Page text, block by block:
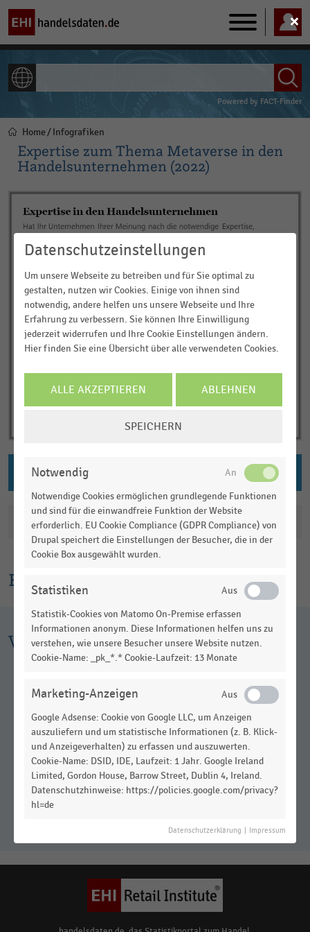
Main
navigation
Powered by FACT-Finder
Pfadnavigation
Home Infografiken
Expertise zum Thema Metaverse in den
Handelsunternehmen (2022)
Erklärtext
Katalogisierung
Weitere Infografiken
Metaverse-Anwendungsszenarien
Datenschutzeinstellungen
Um unsere Webseite zu betreiben und für Sie optimal zu
gestalten, nutzen wir Cookies. Einige von ihnen sind
notwendig, andere helfen uns unsere Webseite und Ihre
Erfahrung zu verbessern. Sie können Ihre Einwilligung
jederzeit widerrufen und Ihre Cookie Einstellungen ändern.
Hier finden Sie eine Übersicht über alle verwendeten Cookies.
ALLE AKZEPTIEREN ABLEHNEN
SPEICHERN
Notwendig
Notwendige Cookies ermöglichen grundlegende Funktionen
und sind für die einwandfreie Funktion der Website
erforderlich. EU Cookie Compliance (GDPR Compliance) von
Drupal speichert die Einstellungen der Besucher, die in der
Cookie Box ausgewählt wurden.
Statistiken
Statistik-Cookies von Matomo On-Premise erfassen
Informationen anonym. Diese Informationen helfen uns zu
verstehen, wie unsere Besucher unsere Website nutzen.
Cookie-Name: _pk_*.* Cookie-Laufzeit: 13 Monate
Marketing-Anzeigen
Google Adsense: Cookie von Google LLC, um Anzeigen
auszuliefern und um statistische Informationen (z. B. Klick-
und Anzeigeverhalten) zu erfassen und auszuwerten.
Cookie-Name: DSID, IDE, Laufzeit: 1 Jahr. Google Ireland
Limited, Gordon House, Barrow Street, Dublin 4, Ireland.
Datenschutzhinweise: https://policies.google.com/privacy?
hl=de
Datenschutzerklärung Impressum